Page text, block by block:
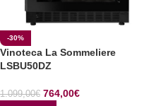
-30%
Vinoteca La Sommeliere
LSBU50DZ
1.099,00€ 764,00€